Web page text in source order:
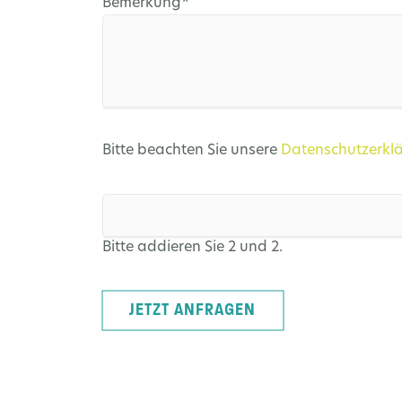
Pflichtfeld
Bemerkung*
Bitte beachten Sie unsere
Bitte addieren Sie 2 und 2.
JETZT ANFRAGEN